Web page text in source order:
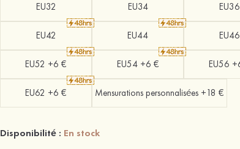
EU32 EU34 EU36
EU42 EU44 EU46
EU52 +6 € EU54 +6 € EU56
EU62 +6 € Mensurations personnalisées +18 €
Disponibilité : En stock